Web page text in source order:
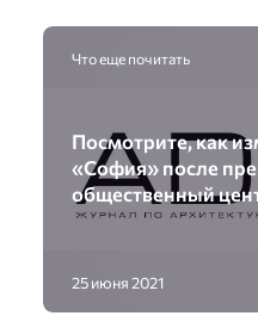
Что еще почитать
Посмотрите, как
«София» после
общественный
25 июня 2021